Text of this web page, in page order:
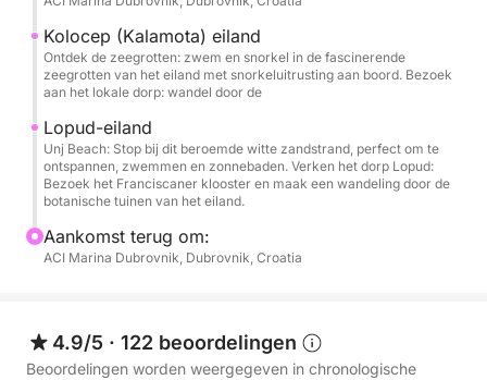
Vervolgens gaat de tour verder naar het eiland
Lopud, waar het beroemde Šunj-strand te vinden is,
bekend om zijn zachte witte zand en ondiepe
ontspannen. Bezoekers kunnen ook een wandeling
maken door het dorp Lopud en het Franciscaanse
klooster en de botanische tuinen ontdekken.
Met een professionele schipper aan het roer geniet u
van een soepele en stressvrije ervaring. Aan boord
comfortabele en plezierige trip.
Kolocep (Kalamota) eiland
Ontdek de zeegrotten: zwem en snorkel in de fascinerende
zeegrotten van het eiland met snorkeluitrusting aan boord. Bezoek
aan het lokale dorp: wandel door de
Lopud-eiland
Unj Beach: Stop bij dit beroemde witte zandstrand, perfect om te
ontspannen, zwemmen en zonnebaden. Verken het dorp Lopud:
Bezoek het Franciscaner klooster en maak een wandeling door de
botanische tuinen van het eiland.
Aankomst terug om:
ACI Marina Dubrovnik, Dubrovnik, Croatia
4.9/5 · 122 beoordelingen
Beoordelingen worden weergegeven in chronologische